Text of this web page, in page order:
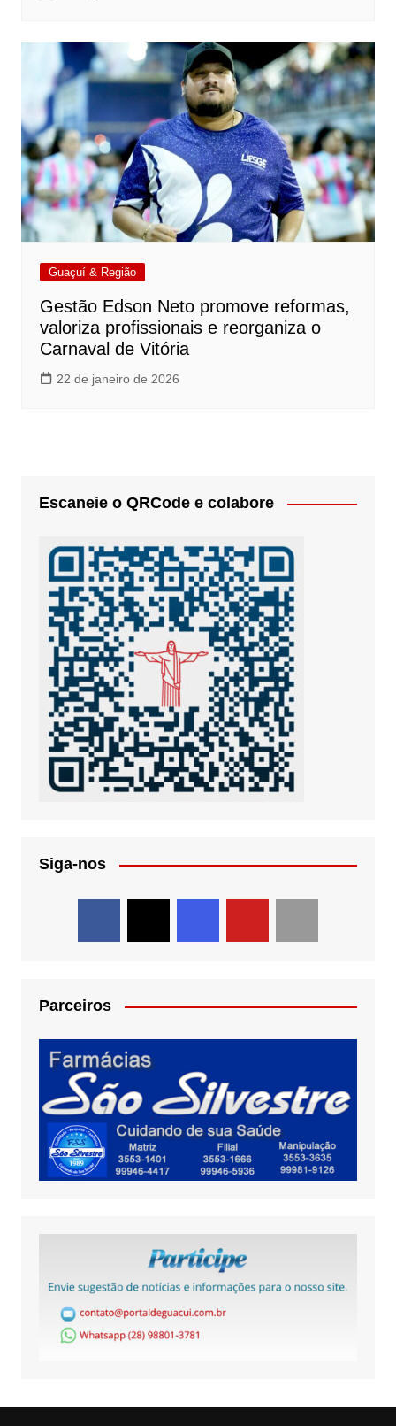
Guaçuí & Região
Gestão Edson Neto promove reformas,
valoriza profissionais e reorganiza o
Carnaval de Vitória
22 de janeiro de 2026
Escaneie o QRCode e colabore
Siga-nos
Parceiros